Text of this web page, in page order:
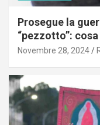
Prosegue la
“pezzotto”:
Novembre 28, 2024